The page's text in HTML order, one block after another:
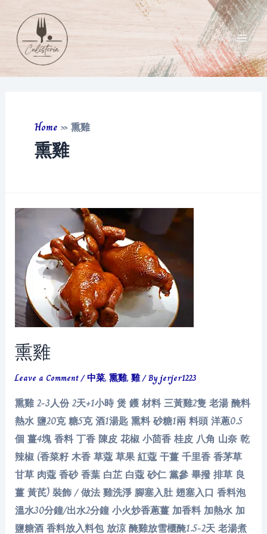
content
Main
Menu
Home »熏雞
熏雞
熏雞
Leave a Comment/中菜,熏雞,雞/ Byjerjer1223
熏雞 2-3人份 2天+1小時 煲 鑊 材料 三黃雞2隻 老湯 醃料
熱水 鹽20克 糖5克 酒1湯匙 熏料 砂糖1兩 料頭 洋蔥0.5
個 薑4塊 香料 丁香 陳皮 花椒 小茴香 桂皮 八角 山奈 乾
辣椒 (香菜籽 木香 草蔻 草果 紅蔻 干薑 千里香 香茅草
甘草 肉蔻 香砂 香葉 白芷 白蔻 砂仁 黨參 畢撥 排草 良
薑 黃芪) 裝飾 / 做法 雞洗淨 腳塞入肚 翅塞入口 香料泡
溫水30分鐘/出水2分鐘 小火炒香蔥薑 加香料 加熱水 加
鹽糖酒 香料放入料包 放涼 醃雞放雪櫃醃1.5-2天 老湯煮